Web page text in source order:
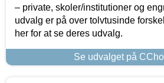
– private, skoler/institutioner og
udvalg er på over tolvtusinde
her for at se deres udvalg.
Se udvalget på